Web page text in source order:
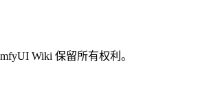
Wiki 保留所有权利。